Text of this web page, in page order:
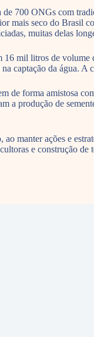
700 ONGs com
mais seco do Brasil
muitas delas
16 mil litros de
captação da água.
de forma amistosa
a produção de
manter ações e
e construção